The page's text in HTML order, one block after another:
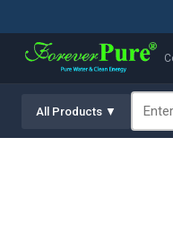
All Products ▼